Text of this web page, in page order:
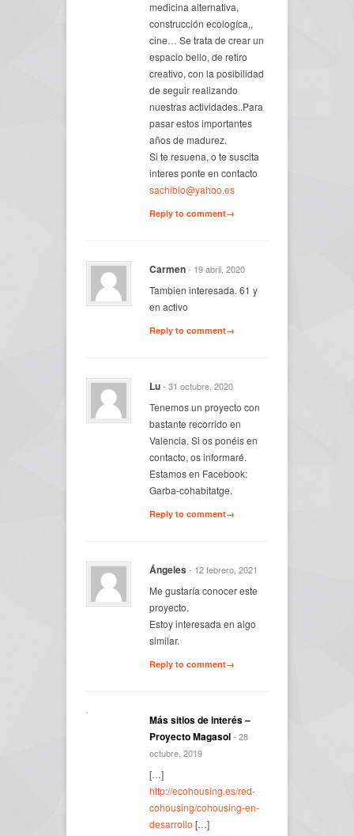
medicina alternativa,
construcción ecologíca,,
cine… Se trata de crear un
espacio bello, de retiro
creativo, con la posibilidad
de seguir realizando
nuestras actividades..Para
pasar estos importantes
años de madurez.
Si te resuena, o te suscita
interes ponte en contacto
sachibio@yahoo.es
Reply to comment→
Carmen- 19 abril, 2020
Tambien interesada. 61 y
en activo
Reply to comment→
Lu- 31 octubre, 2020
Tenemos un proyecto con
bastante recorrido en
Valencia. Si os ponéis en
contacto, os informaré.
Estamos en Facebook:
Garba-cohabitatge.
Reply to comment→
Ángeles - 12 febrero, 2021
Me gustaría conocer este
proyecto.
Estoy interesada en algo
similar.
Reply to comment→
Más sitios de interés –
Proyecto Magasol- 28
octubre, 2019
[…]
http://ecohousing.es/red-
cohousing/cohousing-en-
desarrollo […]